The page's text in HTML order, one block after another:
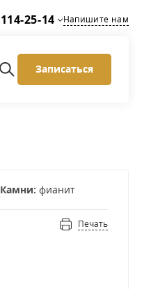
114-25-14 Напишите нам
Записаться
Камни: фианит
Печать